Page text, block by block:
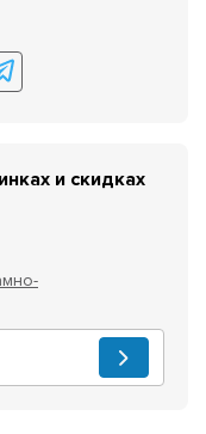
и скидках